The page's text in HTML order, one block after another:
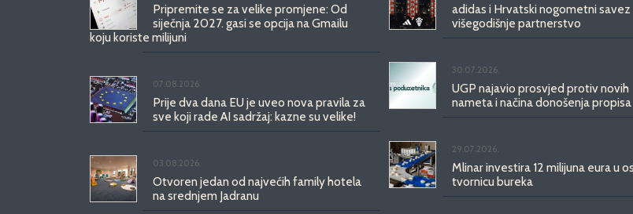
Pripremite se za velike promjene: Od
siječnja 2027. gasi se opcija na Gmailu
koju koriste milijuni
07.08.2026.
Prije dva dana EU je uveo nova pravila za
sve koji rade AI sadržaj: kazne su velike!
03.08.2026.
Otvoren jedan od najvećih family hotela
na srednjem Jadranu
adidas i Hrvatski nogometni
višegodišnje partnerstvo
30.07.2026.
UGP najavio prosvjed protiv novih
nameta i načina donošenja propisa
29.07.2026.
Mlinar investira 12 milijuna eura u
tvornicu bureka